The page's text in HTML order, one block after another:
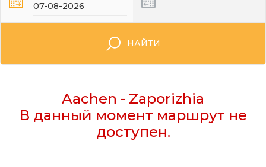
НАЙТИ
Aachen - Zaporizhia
В данный момент маршрут не
доступен.